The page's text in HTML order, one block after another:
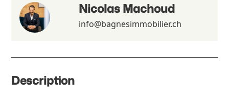
Description
Nicolas Machoud
info@bagnesimmobilier.ch